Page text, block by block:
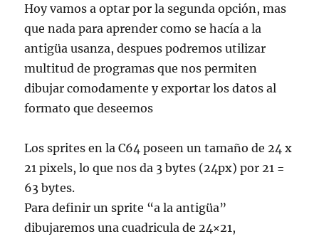
Hoy vamos a optar por la segunda opción, mas
que nada para aprender como se hacía a la
antigüa usanza, despues podremos utilizar
multitud de programas que nos permiten
dibujar comodamente y exportar los datos al
formato que deseemos
Los sprites en la C64 poseen un tamaño de 24 x
21 pixels, lo que nos da 3 bytes (24px) por 21 =
63 bytes.
Para definir un sprite “a la antigüa”
dibujaremos una cuadricula de 24×21,